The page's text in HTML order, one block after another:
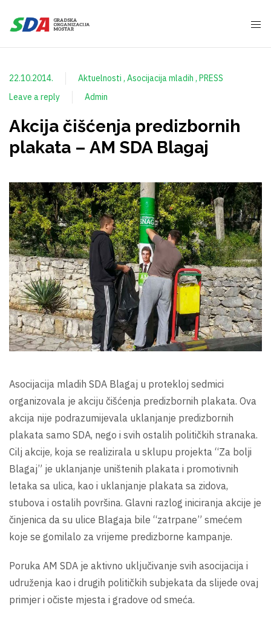
22.10.2014. Aktuelnosti Asocijacija mladih
PRESS
Leave a reply
Admin
Akcija čišćenja predizbornih
plakata – AM SDA Blagaj
Asocijacija mladih SDA Blagaj u protekloj sedmici
organizovala je akciju čišćenja predizbornih plakata. Ova
akcija nije podrazumijevala uklanjanje predizbornih
plakata samo SDA, nego i svih ostalih političkih stranaka.
Cilj akcije, koja se realizirala u sklupu projekta “Za bolji
Blagaj” je uklanjanje uništenih plakata i promotivnih
letaka sa ulica, kao i uklanjanje plakata sa zidova,
stubova i ostalih površina. Glavni razlog iniciranja akcije je
činjenica da su ulice Blagaja bile “zatrpane” smećem
koje se gomilalo za vrijeme predizborne kampanje.
Poruka AM SDA je aktivno uključivanje svih asocijacija i
udruženja kao i drugih političkih subjekata da slijede ovaj
primjer i očiste mjesta i gradove od smeća.